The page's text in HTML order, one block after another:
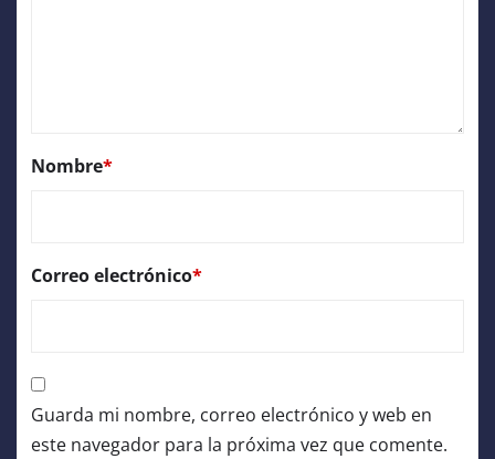
Nombre*
Correo electrónico*
Guarda mi nombre, correo electrónico y web en
este navegador para la próxima vez que comente.